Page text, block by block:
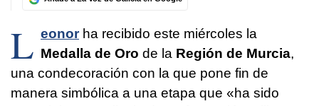
L eonor ha recibido este miércoles la
Medalla de Oro de la Región de Murcia,
una condecoración con la que pone fin de
manera simbólica a una etapa que «ha sido